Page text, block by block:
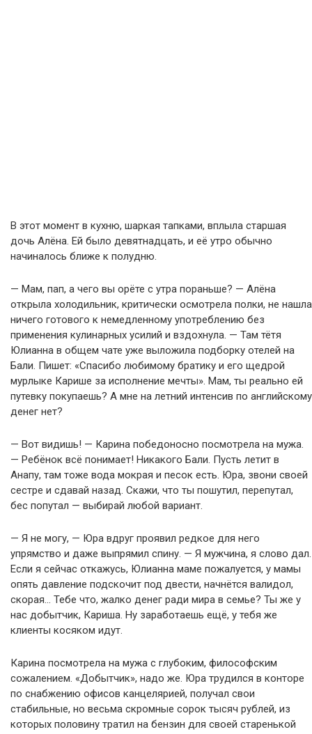
В этот момент в кухню, шаркая тапками, вплыла старшая
дочь Алёна. Ей было девятнадцать, и её утро обычно
начиналось ближе к полудню.
— Мам, пап, а чего вы орёте с утра пораньше? — Алёна
открыла холодильник, критически осмотрела полки, не нашла
ничего готового к немедленному употреблению без
применения кулинарных усилий и вздохнула. — Там тётя
Юлианна в общем чате уже выложила подборку отелей на
Бали. Пишет: «Спасибо любимому братику и его щедрой
мурлыке Карише за исполнение мечты». Мам, ты реально ей
путевку покупаешь? А мне на летний интенсив по английскому
денег нет?
— Вот видишь! — Карина победоносно посмотрела на мужа.
— Ребёнок всё понимает! Никакого Бали. Пусть летит в
Анапу, там тоже вода мокрая и песок есть. Юра, звони своей
сестре и сдавай назад. Скажи, что ты пошутил, перепутал,
бес попутал — выбирай любой вариант.
— Я не могу, — Юра вдруг проявил редкое для него
упрямство и даже выпрямил спину. — Я мужчина, я слово дал.
Если я сейчас откажусь, Юлианна маме пожалуется, у мамы
опять давление подскочит под двести, начнётся валидол,
скорая… Тебе что, жалко денег ради мира в семье? Ты же у
нас добытчик, Кариша. Ну заработаешь ещё, у тебя же
клиенты косяком идут.
Карина посмотрела на мужа с глубоким, философским
сожалением. «Добытчик», надо же. Юра трудился в конторе
по снабжению офисов канцелярией, получал свои
стабильные, но весьма скромные сорок тысяч рублей, из
которых половину тратил на бензин для своей старенькой